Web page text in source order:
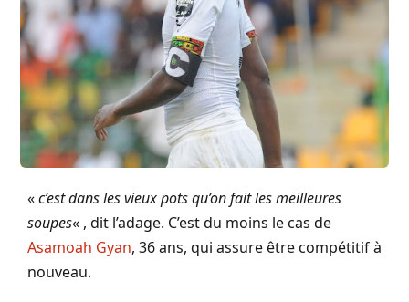
«c’est dans les vieux pots qu’on fait les meilleures
soupes« , dit l’adage. C’est du moins le cas de
Asamoah Gyan, 36 ans, qui assure être compétitif à
nouveau.